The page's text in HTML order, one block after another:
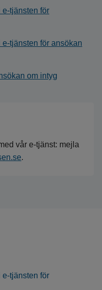
tjänsten för
tjänsten för ansökan
om intyg
vår e-tjänst: mejla
.
tjänsten för